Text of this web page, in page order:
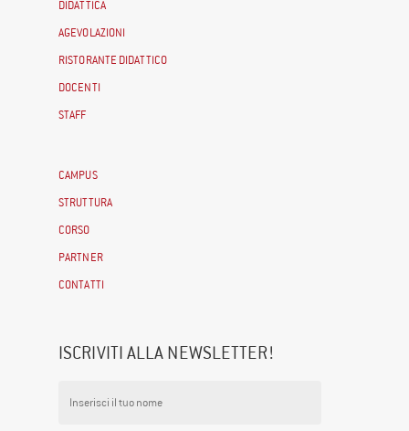
DIDATTICA
AGEVOLAZIONI
RISTORANTE DIDATTICO
DOCENTI
STAFF
CAMPUS
STRUTTURA
CORSO
PARTNER
CONTATTI
ISCRIVITI ALLA NEWSLETTER!